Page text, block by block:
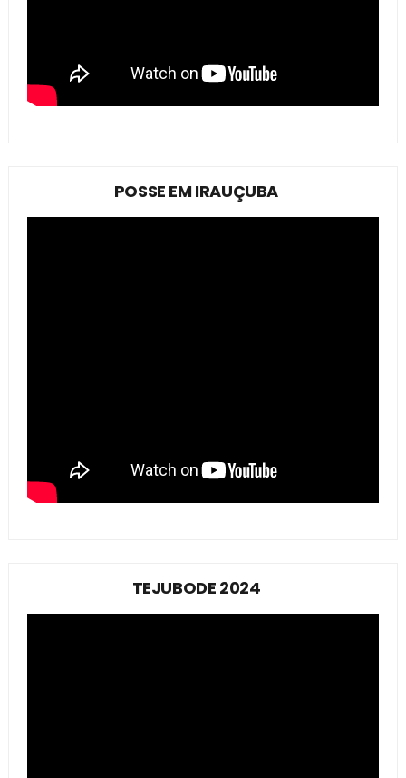
POSSE EM IRAUÇUBA
TEJUBODE 2024